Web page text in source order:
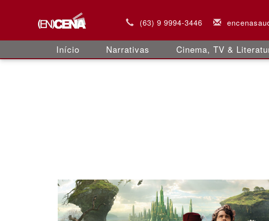
(63) 9 9994-3446
Início Narrativas Cinema, TV &